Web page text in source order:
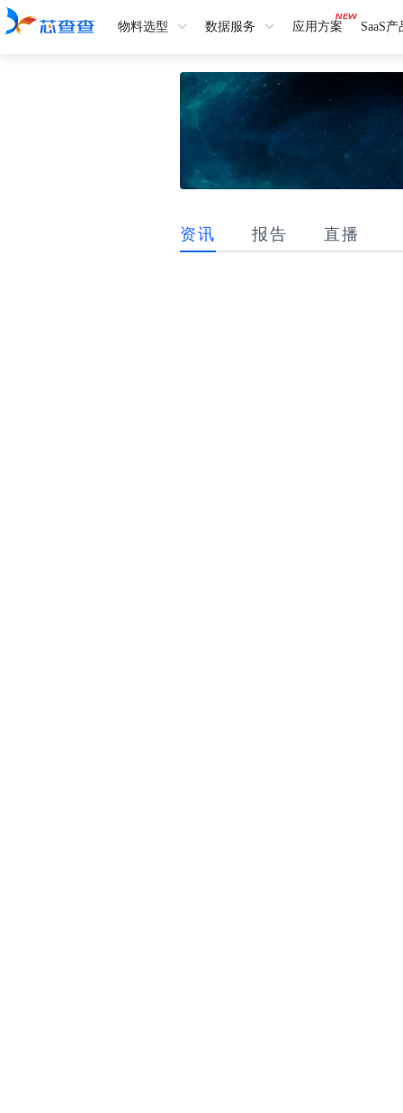
物料选型 数据服务 应用方案 SaaS
资讯 报告 直播